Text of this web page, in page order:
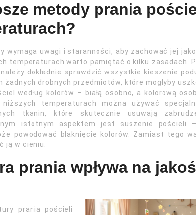
metody prania
wymaga uwagi i staranności, aby zachować jej
temperaturach warto pamiętać o kilku zasadach.
dokładnie sprawdzić wszystkie kieszenie
żadnych drobnych przedmiotów, które mogłyby
według kolorów – białą osobno, a kolorową
temperaturach można używać
tkanin, które skutecznie usuwają
istotnym aspektem jest suszenie pościeli
powodować blaknięcie kolorów. Zamiast tego
ją w cieniu.
prania wpływa na
prania pościeli